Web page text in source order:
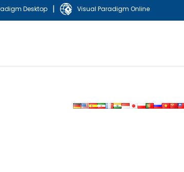
Desktop | Visual Paradigm Online